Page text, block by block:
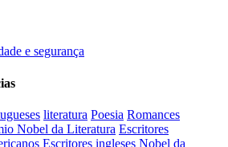
e segurança
literatura Poesia Romances
Nobel da Literatura Escritores
Escritores ingleses Nobel da